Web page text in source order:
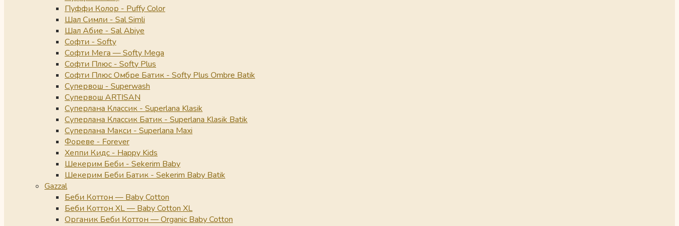
Пуффи Колор - Puffy Color
Шал Симли - Sal Simli
Шал Абие - Sal Abiye
Софти - Softy
Софти Мега — Softy Mega
Софти Плюс - Softy Plus
Софти Плюс Омбре Батик - Softy Plus Ombre Batik
Супервош - Superwash
Супервош ARTISAN
Суперлана Классик - Superlana Klasik
Суперлана Классик Батик - Superlana Klasik Batik
Суперлана Макси - Superlana Maxi
Фореве - Forever
Хеппи Кидс - Happy Kids
Шекерим Беби - Sekerim Baby
Шекерим Беби Батик - Sekerim Baby Batik
Gazzal
Беби Коттон — Baby Cotton
Беби Коттон XL — Baby Cotton XL
Органик Беби Коттон — Organic Baby Cotton